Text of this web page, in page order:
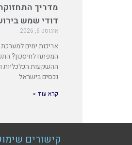
מדריך
דודי שמש
אוגוסט 6, 2026
אריכות ימים
המפתח לחיסכון?
ההשקעות הכלכליות
נכסים בישראל
קרא עוד »
קישורים